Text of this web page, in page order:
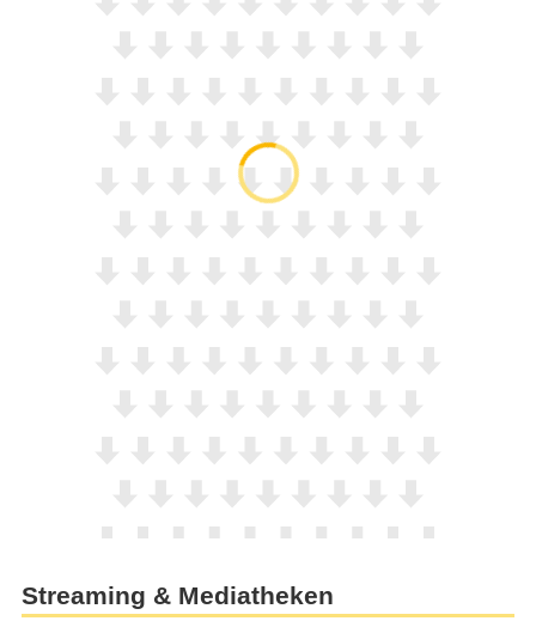
Streaming & Mediatheken